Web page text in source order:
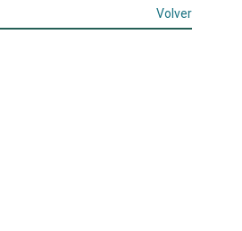
Volver